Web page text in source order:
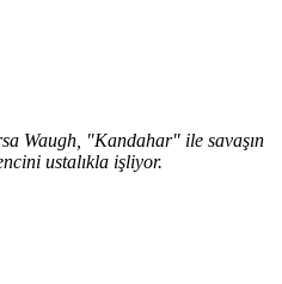
Waugh, "Kandahar" ile savaşın
ustalıkla işliyor.